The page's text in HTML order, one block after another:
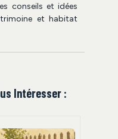
conseils et idées
et habitat
Intéresser :